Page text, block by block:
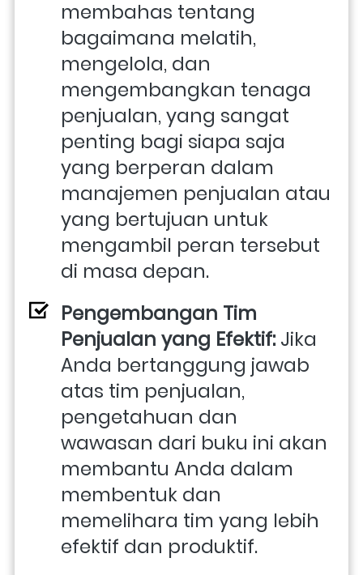
membahas tentang
bagaimana melatih,
mengelola, dan
mengembangkan tenaga
penjualan, yang sangat
penting bagi siapa saja
yang berperan dalam
manajemen penjualan atau
yang bertujuan untuk
mengambil peran tersebut
di masa depan.
Pengembangan Tim
Penjualan yang Efektif: Jika
Anda bertanggung jawab
atas tim penjualan,
pengetahuan dan
wawasan dari buku ini akan
membantu Anda dalam
membentuk dan
memelihara tim yang lebih
efektif dan produktif.